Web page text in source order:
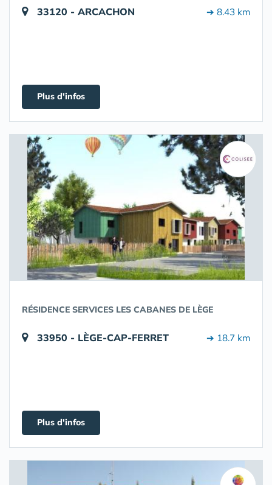
33120 - ARCACHON ➔ 8.43 km
Plus d'infos
RÉSIDENCE SERVICES LES CABANES DE LÈGE
33950 - LÈGE-CAP-FERRET ➔ 18.7 km
Plus d'infos